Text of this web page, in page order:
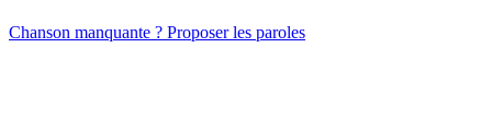
Chanson manquante ? Proposer les paroles